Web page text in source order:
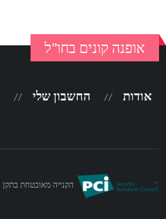
אופנה קונים בחו"ל
אודות החשבון שלי
הקנייה מאובטחת בתקן